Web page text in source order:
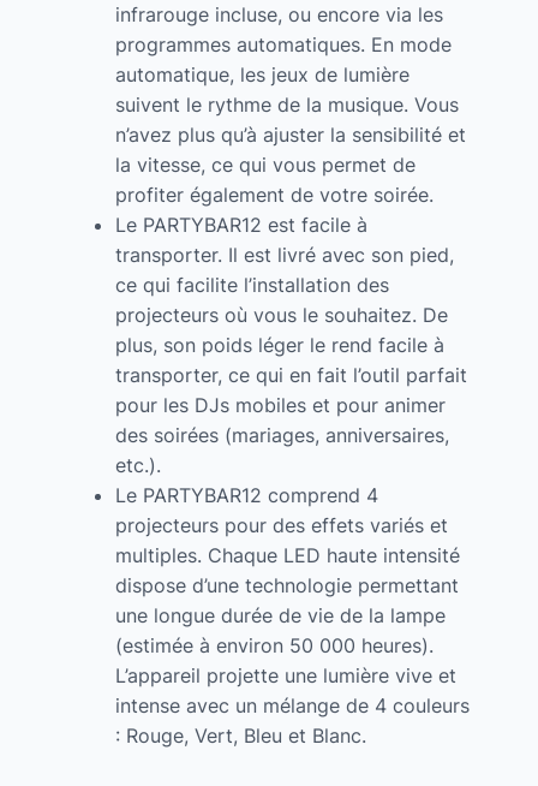
infrarouge incluse, ou encore via les
programmes automatiques. En mode
automatique, les jeux de lumière
suivent le rythme de la musique. Vous
n’avez plus qu’à ajuster la sensibilité et
la vitesse, ce qui vous permet de
profiter également de votre soirée.
Le PARTYBAR12 est facile à
transporter. Il est livré avec son pied,
ce qui facilite l’installation des
projecteurs où vous le souhaitez. De
plus, son poids léger le rend facile à
transporter, ce qui en fait l’outil parfait
pour les DJs mobiles et pour animer
des soirées (mariages, anniversaires,
etc.).
Le PARTYBAR12 comprend 4
projecteurs pour des effets variés et
multiples. Chaque LED haute intensité
dispose d’une technologie permettant
une longue durée de vie de la lampe
(estimée à environ 50 000 heures).
L’appareil projette une lumière vive et
intense avec un mélange de 4 couleurs
: Rouge, Vert, Bleu et Blanc.